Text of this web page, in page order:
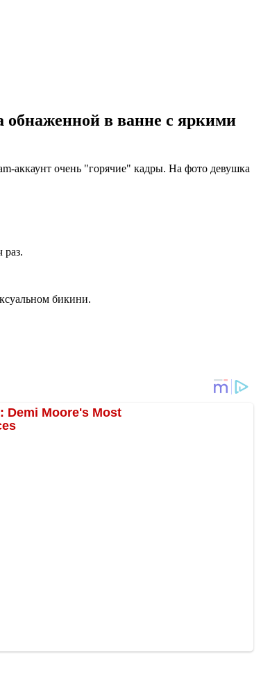
в ванне с яркими
аккаунт очень "горячие" кадры. На фото девушка
раз.
бикини.